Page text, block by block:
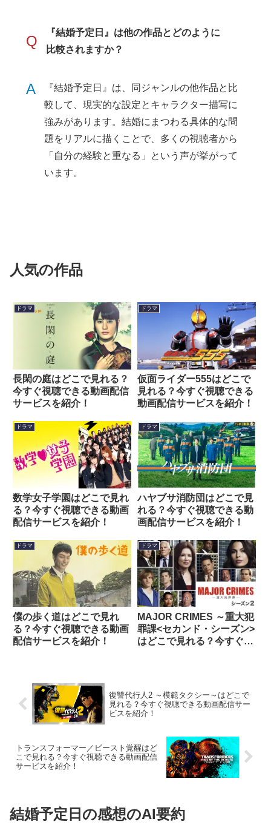
Q
『結婚予定日』は他の作品とどのように
比較されますか？
A
『結婚予定日』は、同ジャンルの他作品と比
較して、現実的な設定とキャラクター描写に
強みがあります。結婚にまつわる具体的な問
題をリアルに描くことで、多くの視聴者から
「自分の経験と重なる」という声が挙がって
います。
人気の作品
ドラマ
長閑の庭はどこで見れる？
今すぐ視聴できる動画配信
サービスを紹介！
ドラマ
仮面ライダー555はどこで
見れる？今すぐ視聴できる
動画配信サービスを紹介！
ドラマ
数学女子学園はどこで見れ
る？今すぐ視聴できる動画
配信サービスを紹介！
ドラマ
ハヤブサ消防団はどこで見
れる？今すぐ視聴できる動
画配信サービスを紹介！
ドラマ
僕の歩く道はどこで見れ
る？今すぐ視聴できる動画
配信サービスを紹介！
ドラマ
MAJOR CRIMES ～重大犯
罪課<セカンド・シーズン>
はどこで見れる？今すぐ視
復讐代行人2 ～模範タクシー～はどこで
見れる？今すぐ視聴できる動画配信サー
ビスを紹介！
トランスフォーマー／ビースト覚醒はど
こで見れる？今すぐ視聴できる動画配信
サービスを紹介！
結婚予定日の感想のAI要約